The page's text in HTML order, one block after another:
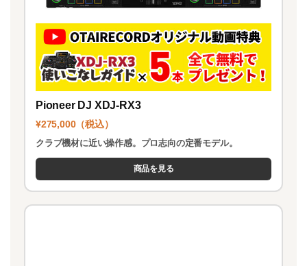
Pioneer DJ XDJ-RX3
¥275,000（税込）
クラブ機材に近い操作感。プロ志向の定番モデル。
商品を見る